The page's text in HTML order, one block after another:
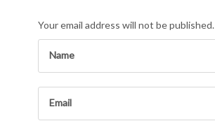
Your email address will not be published.